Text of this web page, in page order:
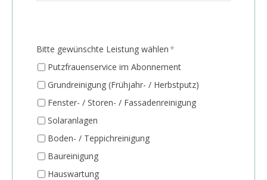
Bitte gewünschte Leistung wählen*
Putzfrauenservice im Abonnement
Grundreinigung (Frühjahr- / Herbstputz)
Fenster- / Storen- / Fassadenreinigung
Solaranlagen
Boden- / Teppichreinigung
Baureinigung
Hauswartung